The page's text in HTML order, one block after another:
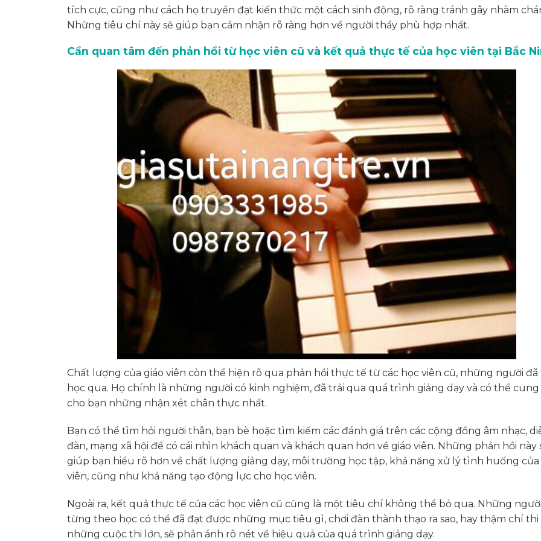
tích cực, cũng như cách họ truyền đạt kiến thức một cách sinh động, rõ ràng tránh gây nhàm
Những tiêu chí này sẽ giúp bạn cảm nhận rõ ràng hơn về người thầy phù hợp nhất.
Cần quan tâm đến phản hồi từ học viên cũ và kết quả thực tế của học viên tại Bắc
Chất lượng của giáo viên còn thể hiện rõ qua phản hồi thực tế từ các học viên cũ, những người
học qua. Họ chính là những người có kinh nghiệm, đã trải qua quá trình giảng dạy và có thể cung
cho bạn những nhận xét chân thực nhất.
Bạn có thể tìm hỏi người thân, bạn bè hoặc tìm kiếm các đánh giá trên các cộng đồng âm nhạc,
đàn, mạng xã hội để có cái nhìn khách quan và khách quan hơn về giáo viên. Những phản hồi này
giúp bạn hiểu rõ hơn về chất lượng giảng dạy, môi trường học tập, khả năng xử lý tình huống của
viên, cũng như khả năng tạo động lực cho học viên.
Ngoài ra, kết quả thực tế của các học viên cũ cũng là một tiêu chí không thể bỏ qua. Những
từng theo học có thể đã đạt được những mục tiêu gì, chơi đàn thành thạo ra sao, hay thậm chí thi
những cuộc thi lớn, sẽ phản ánh rõ nét về hiệu quả của quá trình giảng dạy.